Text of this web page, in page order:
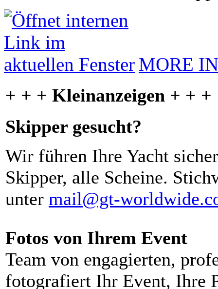
MORE
+ + + Kleinanzeigen + + +
Skipper gesucht?
Wir führen Ihre Yacht
Skipper, alle Scheine.
unter mail@gt-
Fotos von Ihrem Event
Team von engagierten,
fotografiert Ihr Event, Ihre